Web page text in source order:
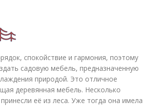
спокойствие и гармония, поэтому
садовую мебель, предназначенную
природой. Это отличное
деревянная мебель. Несколько
её из леса. Уже тогда она имела